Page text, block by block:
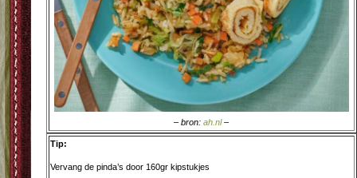
– bron:ah.nl–
Tip:
Vervang de pinda’s door 160gr kipstukjes